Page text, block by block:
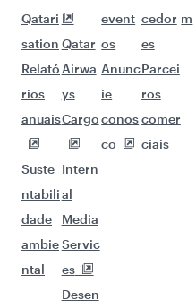
Qatari
sation
Relató
rios
anuais
Suste
ntabili
dade
ambie
ntal
Qatar
Airwa
ys
Cargo
Intern
al
Media
Servic
es
Desen
event
os
Anunc
ie
conos
co
cedor
es
Parcei
ros
comer
ciais
m